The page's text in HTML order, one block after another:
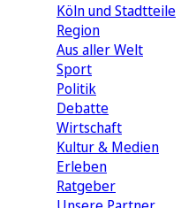
Köln und Stadtteile
Region
Aus aller Welt
Sport
Politik
Debatte
Wirtschaft
Kultur & Medien
Erleben
Ratgeber